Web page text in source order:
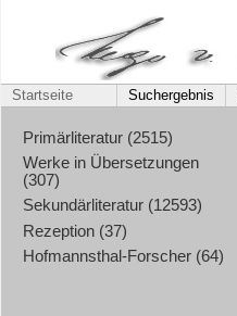
Startseite Suchergebnis
Primärliteratur (2515)
Werke in Übersetzungen
(307)
Sekundärliteratur (12593)
Rezeption (37)
Hofmannsthal-Forscher (64)